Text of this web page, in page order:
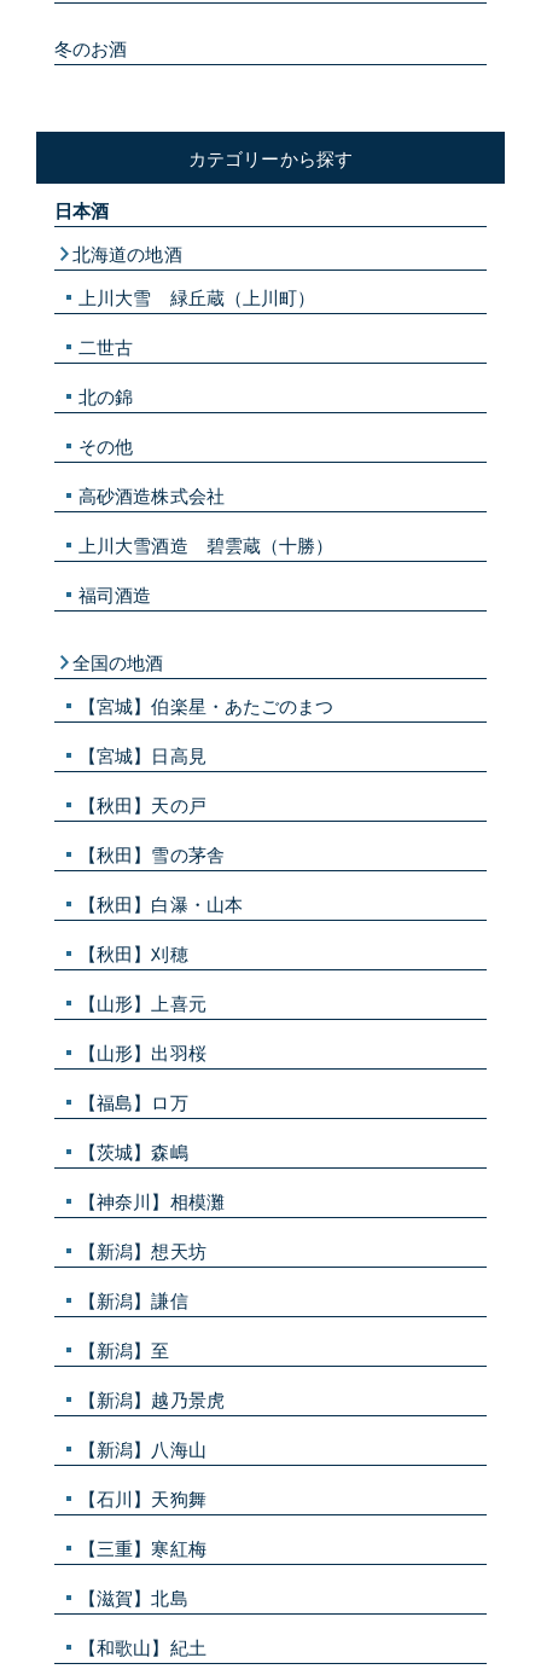
冬のお酒
カテゴリーから探す
日本酒
北海道の地酒
上川大雪 緑丘蔵（上川町）
二世古
北の錦
その他
高砂酒造株式会社
上川大雪酒造 碧雲蔵（十勝）
福司酒造
全国の地酒
【宮城】伯楽星・あたごのまつ
【宮城】日高見
【秋田】天の戸
【秋田】雪の茅舎
【秋田】白瀑・山本
【秋田】刈穂
【山形】上喜元
【山形】出羽桜
【福島】ロ万
【茨城】森嶋
【神奈川】相模灘
【新潟】想天坊
【新潟】謙信
【新潟】至
【新潟】越乃景虎
【新潟】八海山
【石川】天狗舞
【三重】寒紅梅
【滋賀】北島
【和歌山】紀土